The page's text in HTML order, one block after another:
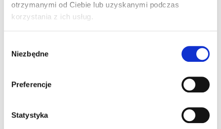
otrzymanymi od Ciebie lub uzyskanymi podczas
korzystania z ich usług.
zgody
Niezbędne
Preferencje
Statystyka